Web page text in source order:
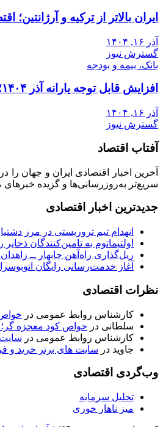
ایران بالاتر از ترکیه و
آذر ۱۶, ۱۴۰۴
گسترش نیوز
بانک، بیمه و بودجه
افزایش قابل توجه یارانه آذر ۱۴۰۴؛ سهم دهک‌های ۱ تا ۳ رکورد زد
آذر ۱۶, ۱۴۰۴
گسترش نیوز
آفتاب اقتصاد
آخرین اخبار اقتصادی ایران و جهان را
سریع‌تر به‌روزرسانی‌ها و گزیده خبرهای
جدیدترین اخبار اقتصادی
انهدام تیم تروریستی در مرز
اولتیماتوم به تامین‌کنندگان
ریل‌گذاری راه‌آهن چابهار ــ
آغاز خدمت‌رسانی رایگان
نظرات اقتصادی
کارشناس روابط عمومی در
سلطانی در خواص کود معجزه
کارشناس روابط عمومی در
جاوید در سایت های برتر خرید و
وب‌گردی اقتصادی
تحلیل سرمایه
میز ناهار خوری